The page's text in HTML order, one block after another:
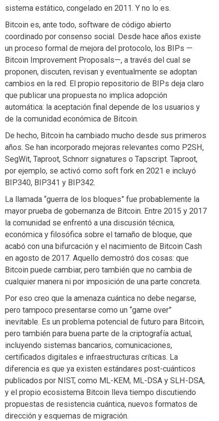
sistema estático, congelado en 2011. Y no lo es.
Bitcoin es, ante todo, software de código abierto
coordinado por consenso social. Desde hace años existe
un proceso formal de mejora del protocolo, los BIPs —
Bitcoin Improvement Proposals—, a través del cual se
proponen, discuten, revisan y eventualmente se adoptan
cambios en la red. El propio repositorio de BIPs deja claro
que publicar una propuesta no implica adopción
automática: la aceptación final depende de los usuarios y
de la comunidad económica de Bitcoin.
De hecho, Bitcoin ha cambiado mucho desde sus primeros
años. Se han incorporado mejoras relevantes como P2SH,
SegWit, Taproot, Schnorr signatures o Tapscript. Taproot,
por ejemplo, se activó como soft fork en 2021 e incluyó
BIP340, BIP341 y BIP342.
La llamada “guerra de los bloques” fue probablemente la
mayor prueba de gobernanza de Bitcoin. Entre 2015 y 2017
la comunidad se enfrentó a una discusión técnica,
económica y filosófica sobre el tamaño de bloque, que
acabó con una bifurcación y el nacimiento de Bitcoin Cash
en agosto de 2017. Aquello demostró dos cosas: que
Bitcoin puede cambiar, pero también que no cambia de
cualquier manera ni por imposición de una parte concreta.
Por eso creo que la amenaza cuántica no debe negarse,
pero tampoco presentarse como un “game over”
inevitable. Es un problema potencial de futuro para Bitcoin,
pero también para buena parte de la criptografía actual,
incluyendo sistemas bancarios, comunicaciones,
certificados digitales e infraestructuras críticas. La
diferencia es que ya existen estándares post-cuánticos
publicados por NIST, como ML-KEM, ML-DSA y SLH-DSA,
y el propio ecosistema Bitcoin lleva tiempo discutiendo
propuestas de resistencia cuántica, nuevos formatos de
dirección y esquemas de migración.